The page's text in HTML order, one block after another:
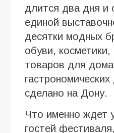
длится два дня и
единой
десятки модных
обуви, косметики,
товаров для
сделано на Дону.
Что именно ждет
гостей